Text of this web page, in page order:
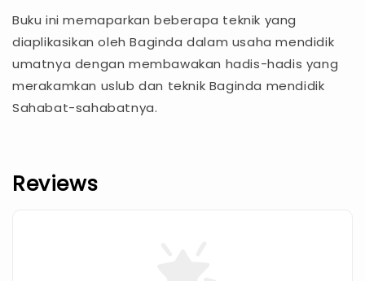
Buku ini memaparkan beberapa teknik yang
diaplikasikan oleh Baginda dalam usaha mendidik
umatnya dengan membawakan hadis-hadis yang
merakamkan uslub dan teknik Baginda mendidik
Sahabat-sahabatnya.
Reviews